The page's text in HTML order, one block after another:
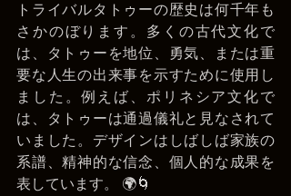
トライバルタトゥーの歴史は何千年も
さかのぼります。多くの古代文化で
は、タトゥーを地位、勇気、または重
要な人生の出来事を示すために使用し
ました。例えば、ポリネシア文化で
は、タトゥーは通過儀礼と見なされて
いました。デザインはしばしば家族の
系譜、精神的な信念、個人的な成果を
表しています。 🌍🌀